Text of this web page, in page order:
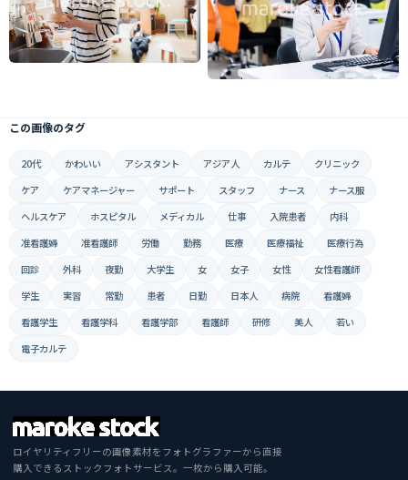
この画像のタグ
20代 かわいい アシスタント アジア人 カルテ
クリニック
ケア
ケアマネージャー サポート スタッフ ナース
ナース服
ヘルスケア
ホスピタル メディカル 仕事 入院患者
内科
准看護婦
准看護師 労働 勤務 医療 医療福祉
医療行為
回診
外科 夜勤 大学生 女 女子 女性
女性看護師
学生
実習 常勤 患者 日勤 日本人 病院
看護婦
看護学生
看護学科 看護学部 看護師 研修 美人
若い
電子カルテ
ロイヤリティフリーの画像素材をフォトグラファーから直接
購入できるストックフォトサービス。一枚から購入可能。